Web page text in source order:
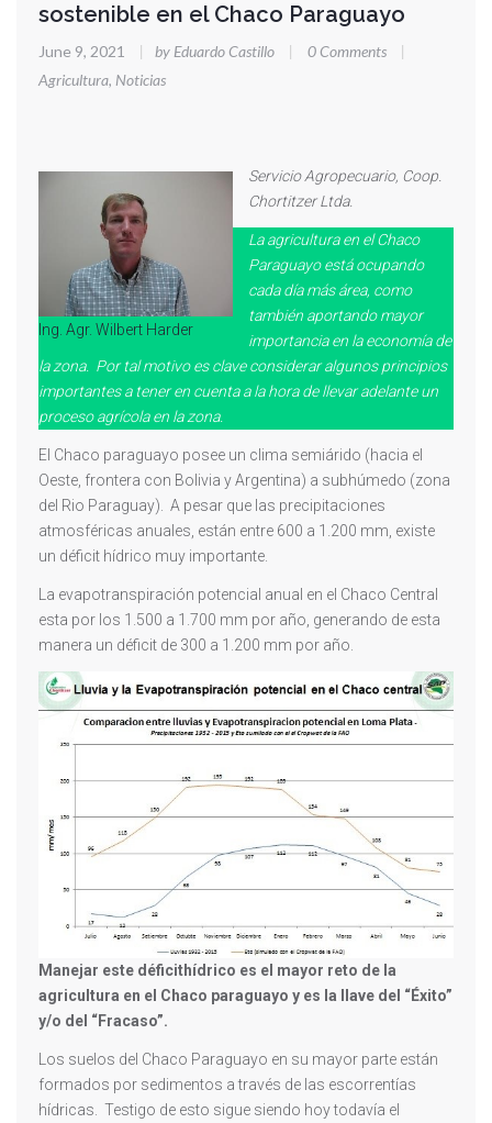
sostenible en el Chaco Paraguayo
June 9, 2021 | by Eduardo Castillo | 0 Comments
|
Agricultura, Noticias
Ing. Agr. Wilbert Harder
Servicio Agropecuario, Coop.
Chortitzer Ltda.
La agricultura en el Chaco
Paraguayo está ocupando
cada día más área, como
también aportando mayor
importancia en la economía de
la zona. Por tal motivo es clave considerar algunos principios
importantes a tener en cuenta a la hora de llevar adelante un
proceso agrícola en la zona.
El Chaco paraguayo posee un clima semiárido (hacia el
Oeste, frontera con Bolivia y Argentina) a subhúmedo (zona
del Rio Paraguay). A pesar que las precipitaciones
atmosféricas anuales, están entre 600 a 1.200 mm, existe
un déficit hídrico muy importante.
La evapotranspiración potencial anual en el Chaco Central
esta por los 1.500 a 1.700 mm por año, generando de esta
manera un déficit de 300 a 1.200 mm por año.
Manejar este déficithídrico es el mayor reto de la
agricultura en el Chaco paraguayo y es la llave del “Éxito”
y/o del “Fracaso”.
Los suelos del Chaco Paraguayo en su mayor parte están
formados por sedimentos a través de las escorrentías
hídricas. Testigo de esto sigue siendo hoy todavía el